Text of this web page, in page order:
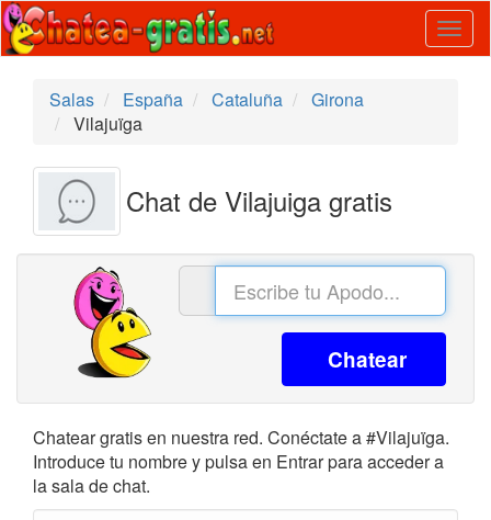
Salas
España Cataluña
Girona
Vilajuïga
Chat de Vilajuiga gratis
Chatear
Chatear gratis en nuestra red. Conéctate a #Vilajuïga.
Introduce tu nombre y pulsa en Entrar para acceder a
la sala de chat.